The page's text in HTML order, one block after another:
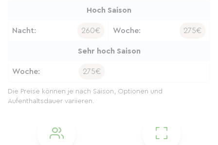
Hoch Saison
Nacht: 260€ Woche: 275€
Sehr hoch Saison
Woche: 275€
Die Preise können je nach Saison, Optionen und
Aufenthaltsdauer variieren.